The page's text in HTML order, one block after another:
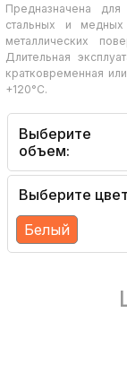
Предназначена
стальных и
металлических
Длительная
кратковременная
+120°С.
Выберите
объем:
Выберите
Белый